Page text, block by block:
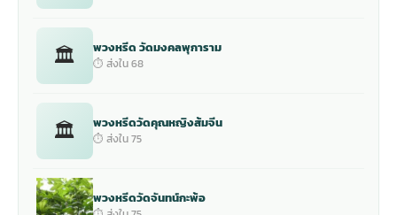
🏛 พวงหรีด วัดมงคลพุการาม
⏱ ส่งใน 68
🏛 พวงหรีดวัดคุณหญิงส้มจีน
⏱ ส่งใน 75
พวงหรีดวัดจันทน์กะพ้อ